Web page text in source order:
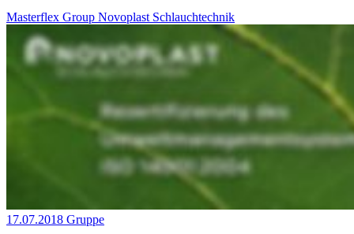
Masterflex Group Novoplast Schlauchtechnik
17.07.2018 Gruppe